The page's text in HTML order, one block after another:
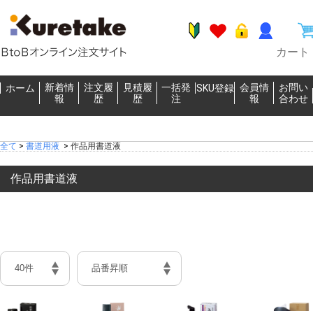
カート
ホーム
新着情
報
注文履
歴
見積履
歴
一括発
注
SKU登録 会員情
報
お問い
合わせ
全て > 書道用液 > 作品用書道液
作品用書道液